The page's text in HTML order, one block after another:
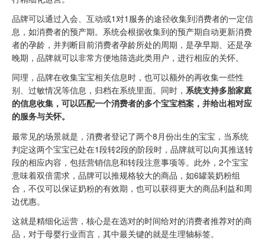
品牌可以通过入会、互动或1对1服务的途径收集到消费者的一定信
息，如消费者的预产期。系统会根据收集到的预产期自动更新消费
者的孕龄，并判断目前消费者孕龄所处的周期，是孕早期、还是孕
晚期，品牌就可以非常方便地筛选此类用户，进行相应的关怀。
同理，品牌在收集宝宝相关信息时，也可以额外的再收集一些性
别、过敏情况等信息，归档在系统里面。同时， 系统支持多胎家庭
的信息收集，可以匹配一个消费者的多个宝宝档案，并给出相对应
的服务与关怀。
最常见的场景就是，消费者登记了两个8月份出生的宝宝，当系统
判定这两个宝宝已处在1段转2段的阶段时，品牌就可以向其推送转
段的相应内容，包括营销信息和转段注意事项等。此外，2个宝宝
意味着双倍需求，品牌可以推规格较大的商品，如6罐装奶粉组
合，不仅可以保证奶粉的有效期，也可以获得更大的商品利益和周
边优惠。
这就是精细化运营，核心是在选对的时间给对的消费者推荐对的商
品，对于母婴行业而言，其中最关键的就是生理轴标签。